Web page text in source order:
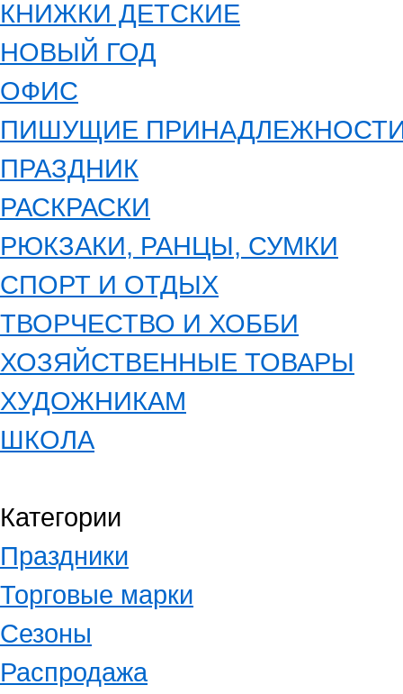
КНИЖКИ ДЕТСКИЕ
НОВЫЙ ГОД
ОФИС
ПИШУЩИЕ
ПРАЗДНИК
РАСКРАСКИ
РЮКЗАКИ, РАНЦЫ, СУМКИ
СПОРТ И ОТДЫХ
ТВОРЧЕСТВО И ХОББИ
ХОЗЯЙСТВЕННЫЕ ТОВАРЫ
ХУДОЖНИКАМ
ШКОЛА
Категории
Праздники
Торговые марки
Сезоны
Распродажа